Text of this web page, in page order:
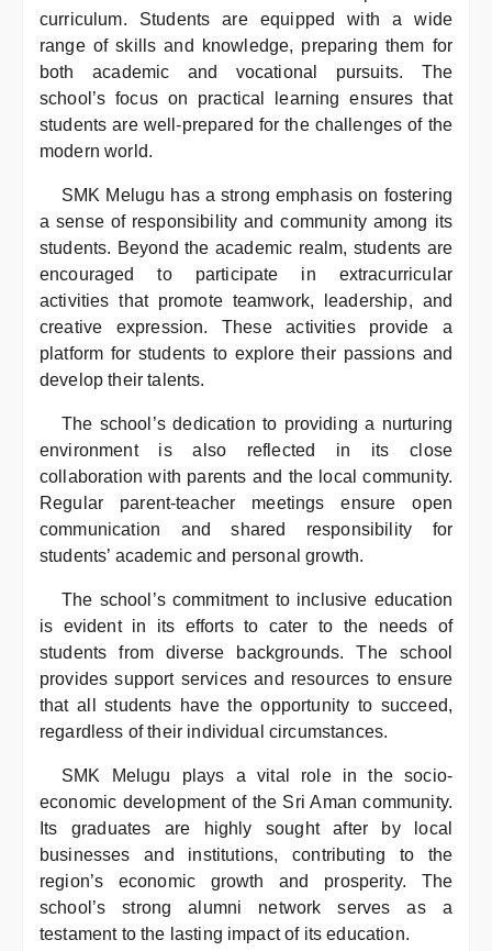
curriculum. Students are equipped with a wide
range of skills and knowledge, preparing them for
both academic and vocational pursuits. The
school’s focus on practical learning ensures that
students are well-prepared for the challenges of the
modern world.
SMK Melugu has a strong emphasis on fostering
a sense of responsibility and community among its
students. Beyond the academic realm, students are
encouraged to participate in extracurricular
activities that promote teamwork, leadership, and
creative expression. These activities provide a
platform for students to explore their passions and
develop their talents.
The school’s dedication to providing a nurturing
environment is also reflected in its close
collaboration with parents and the local community.
Regular parent-teacher meetings ensure open
communication and shared responsibility for
students’ academic and personal growth.
The school’s commitment to inclusive education
is evident in its efforts to cater to the needs of
students from diverse backgrounds. The school
provides support services and resources to ensure
that all students have the opportunity to succeed,
regardless of their individual circumstances.
SMK Melugu plays a vital role in the socio-
economic development of the Sri Aman community.
Its graduates are highly sought after by local
businesses and institutions, contributing to the
region’s economic growth and prosperity. The
school’s strong alumni network serves as a
testament to the lasting impact of its education.